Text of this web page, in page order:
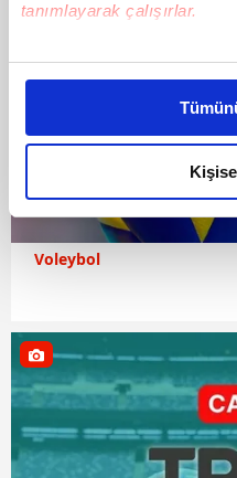
tanımlayarak çalışırlar.
Bu çerezlere izin vermeniz
daha iyi reklam deneyimi
amacımızın size daha iyi
olduğunu ve sizlere en iyi
elimizden gelen çabayı
reklamların maliyetlerimizi
kalemimiz olduğunu sizlere
takdirde, kullanıcılara
gösterilmeyecektir."
Sizlere daha iyi bir hizmet
Sitemizde kendimize ve
kullanılmaktadır. Bu
Voleybol